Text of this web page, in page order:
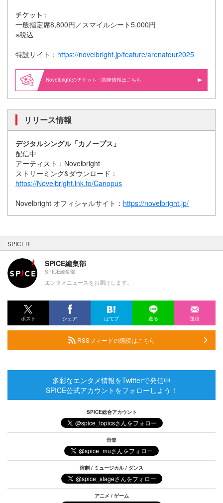
：
一般指定席8,800円／スマイルシート5,000円
※税込
特設サイト： https://novelbright.jp/feature/arenatour2025
Novelbrightの ・関連情報はこちら
リリース情報
デジタルシングル「カノープス」
配信中
アーティスト：Novelbright
ストリーミング&ダウンロード：
https://Novelbright.lnk.to/Canopus
Novelbright オフィシャルサイト： https://novelbright.jp/
SPICER
SPICE編集部
SPICE編集部
エンタメニュースをお届けします。
ポスト シェア はてブ 送る 送信
RSSフィードの購読はこちら
多彩なエンタメ情報をTwitterで発信中
SPICE公式アカウントをフォローしよう！
SPICE総合アカウント
音楽
演劇 / ミュージカル / ダンス
アニメ / ゲーム